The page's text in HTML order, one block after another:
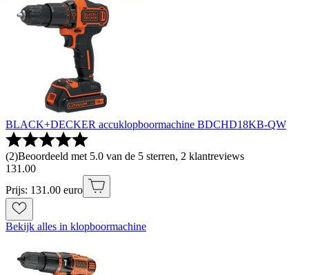
BLACK+DECKER accuklopboormachine BDCHD18KB-QW
(2)Beoordeeld met 5.0 van de 5 sterren, 2 klantreviews
131 .00
Prijs: 131.00 euro
Bekijk alles in klopboormachine